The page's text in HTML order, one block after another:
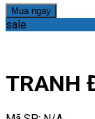
Mua ngay
sale
TRANH